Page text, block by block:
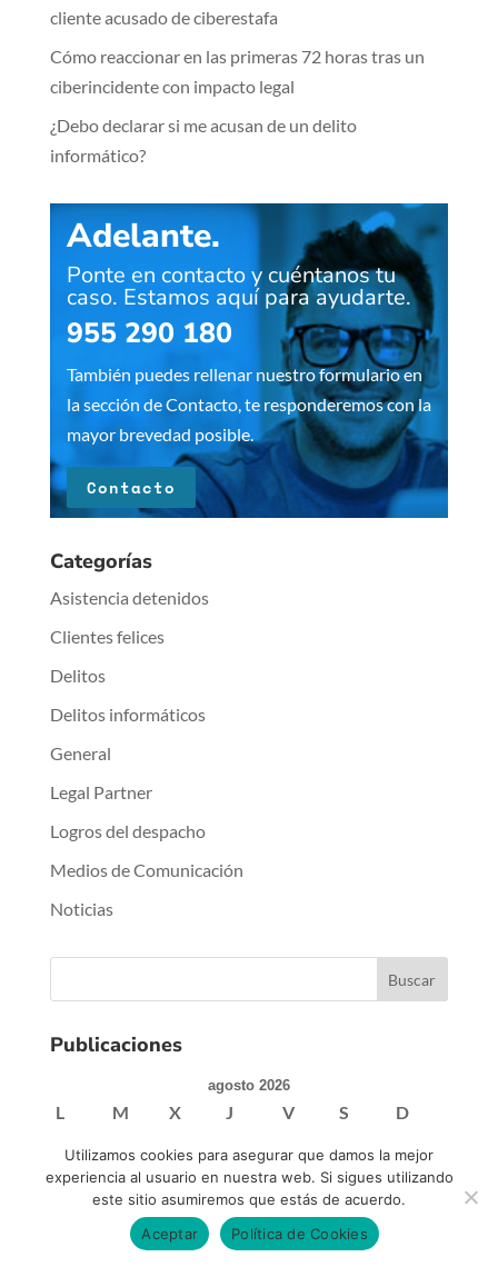
cliente acusado de ciberestafa
Cómo reaccionar en las primeras 72 horas tras un
ciberincidente con impacto legal
¿Debo declarar si me acusan de un delito
informático?
Adelante.
Ponte en contacto y cuéntanos tu
caso. Estamos aquí para ayudarte.
955 290 180
También puedes rellenar nuestro formulario en
la sección de Contacto, te responderemos con la
mayor brevedad posible.
Contacto
Categorías
Asistencia detenidos
Clientes felices
Delitos
Delitos informáticos
General
Legal Partner
Logros del despacho
Medios de Comunicación
Noticias
Publicaciones
agosto 2026
L M X J V S
D
1
2
3
4 5 6 7 8
9
11 12 13 14 15
Utilizamos cookies para asegurar que damos la mejor
experiencia al usuario en nuestra web. Si sigues utilizando
este sitio asumiremos que estás de acuerdo.
Aceptar
Política de Cookies